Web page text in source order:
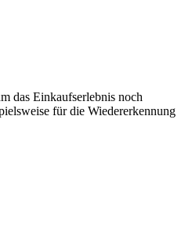
das Einkaufserlebnis noch
für die Wiedererkennung